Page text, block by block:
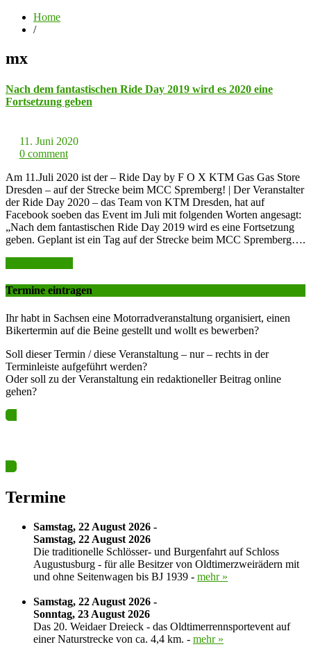
Home
/
mx
Nach dem fantastischen Ride Day 2019 wird es 2020 eine
Fortsetzung geben
11. Juni 2020
0 comment
Am 11.Juli 2020 ist der – Ride Day by F O X KTM Gas Gas Store
Dresden – auf der Strecke beim MCC Spremberg! | Der Veranstalter
der Ride Day 2020 – das Team von KTM Dresden, hat auf
Facebook soeben das Event im Juli mit folgenden Worten angesagt:
„Nach dem fantastischen Ride Day 2019 wird es eine Fortsetzung
geben. Geplant ist ein Tag auf der Strecke beim MCC Spremberg….
Termine eintragen
Ihr habt in Sachsen eine Motorradveranstaltung organisiert, einen
Bikertermin auf die Beine gestellt und wollt es bewerben?
Soll dieser Termin / diese Veranstaltung – nur – rechts in der
Terminleiste aufgeführt werden?
Oder soll zu der Veranstaltung ein redaktioneller Beitrag online
gehen?
Termine
Samstag, 22 August 2026 -
Samstag, 22 August 2026
Die traditionelle Schlösser- und Burgenfahrt auf Schloss
Augustusburg - für alle Besitzer von Oldtimerzweirädern mit
und ohne Seitenwagen bis BJ 1939 - mehr »
Samstag, 22 August 2026 -
Sonntag, 23 August 2026
Das 20. Weidaer Dreieck - das Oldtimerrennsportevent auf
einer Naturstrecke von ca. 4,4 km. - mehr »